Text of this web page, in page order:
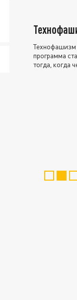
Технофашизм
программа
тогда, когда